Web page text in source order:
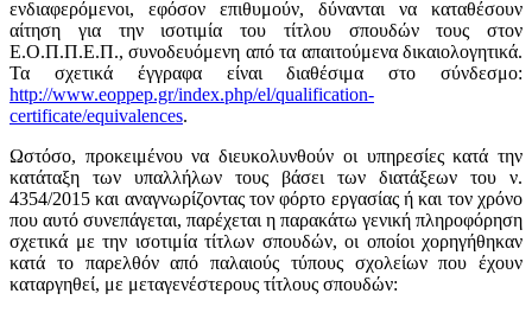
ενδιαφερόμενοι, εφόσον επιθυμούν, δύνανται να καταθέσουν
αίτηση για την ισοτιμία του τίτλου σπουδών τους στον
Ε.Ο.Π.Π.Ε.Π., συνοδευόμενη από τα απαιτούμενα δικαιολογητικά.
Τα σχετικά έγγραφα είναι διαθέσιμα στο σύνδεσμο:
http://www.eoppep.gr/index.php/el/qualification-
certificate/equivalences.
Ωστόσο, προκειμένου να διευκολυνθούν οι υπηρεσίες κατά την
κατάταξη των υπαλλήλων τους βάσει των διατάξεων του ν.
4354/2015 και αναγνωρίζοντας τον φόρτο εργασίας ή και τον χρόνο
που αυτό συνεπάγεται, παρέχεται η παρακάτω γενική πληροφόρηση
σχετικά με την ισοτιμία τίτλων σπουδών, οι οποίοι χορηγήθηκαν
κατά το παρελθόν από παλαιούς τύπους σχολείων που έχουν
καταργηθεί, με μεταγενέστερους τίτλους σπουδών: